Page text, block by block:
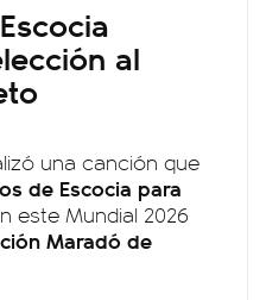
al
una canción que
de Escocia para
este Mundial 2026
Maradó de